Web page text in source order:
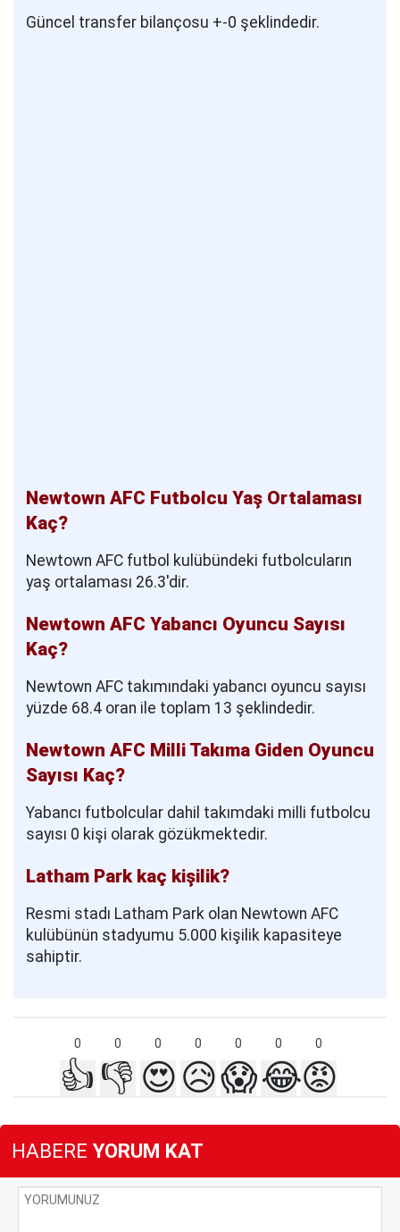
Güncel transfer bilançosu +-0 şeklindedir.
Newtown AFC Futbolcu Yaş Ortalaması
Kaç?
Newtown AFC futbol kulübündeki futbolcuların
yaş ortalaması 26.3'dir.
Newtown AFC Yabancı Oyuncu Sayısı
Kaç?
Newtown AFC takımındaki yabancı oyuncu sayısı
yüzde 68.4 oran ile toplam 13 şeklindedir.
Newtown AFC Milli Takıma Giden Oyuncu
Sayısı Kaç?
Yabancı futbolcular dahil takımdaki milli futbolcu
sayısı 0 kişi olarak gözükmektedir.
Latham Park kaç kişilik?
Resmi stadı Latham Park olan Newtown AFC
kulübünün stadyumu 5.000 kişilik kapasiteye
sahiptir.
0 0 0 0 0 0 0
👍 👎 😍😥😱😂😡
HABERE YORUM KAT